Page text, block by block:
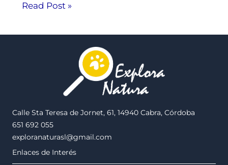
Read Post »
Calle Sta Teresa de Jornet, 61, 14940 Cabra, Córdoba
651 692 055
exploranaturasl@gmail.com
Enlaces de Interés